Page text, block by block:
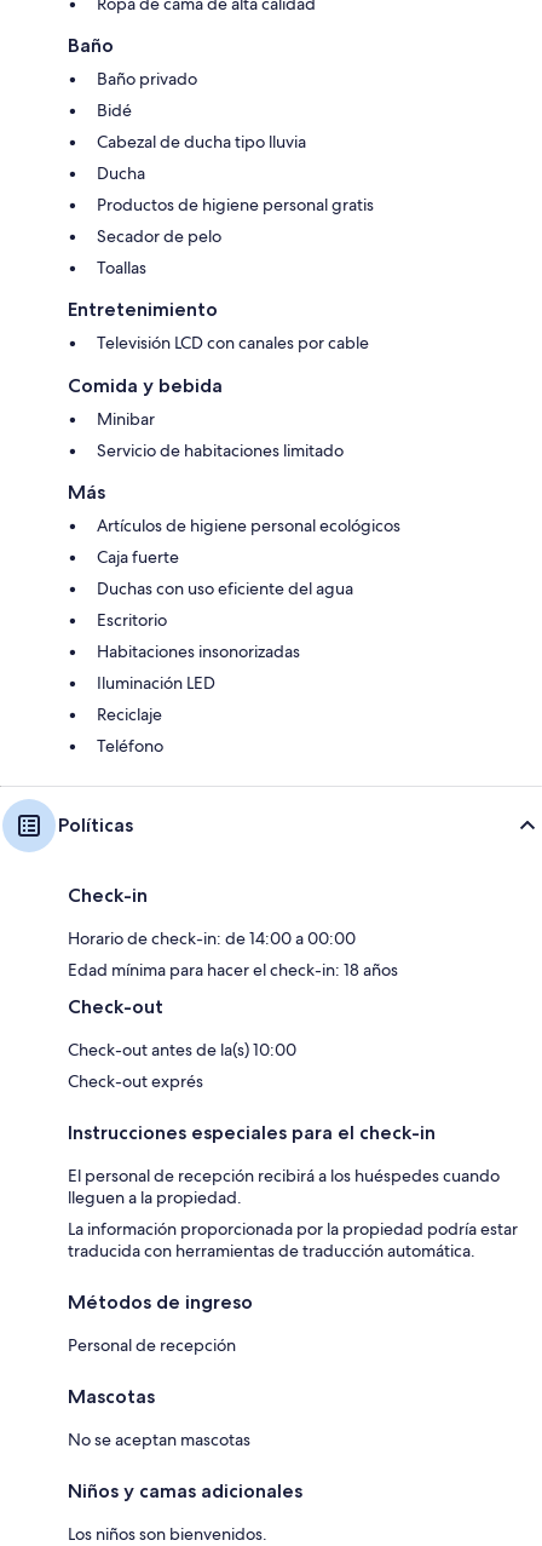
Baño
Baño privado
Bidé
Cabezal de ducha tipo lluvia
Ducha
Productos de higiene personal gratis
Secador de pelo
Toallas
Entretenimiento
Televisión LCD con canales por cable
Comida y bebida
Minibar
Servicio de habitaciones limitado
Más
Artículos de higiene personal ecológicos
Caja fuerte
Duchas con uso eficiente del agua
Escritorio
Habitaciones insonorizadas
Iluminación LED
Reciclaje
Teléfono
Políticas
Check-in
Horario de check-in: de 14:00 a 00:00
Edad mínima para hacer el check-in: 18 años
Check-out
Check-out antes de la(s) 10:00
Check-out exprés
Instrucciones especiales para el check-in
El personal de recepción recibirá a los huéspedes cuando
lleguen a la propiedad.
La información proporcionada por la propiedad podría estar
traducida con herramientas de traducción automática.
Métodos de ingreso
Personal de recepción
Mascotas
No se aceptan mascotas
Niños y camas adicionales
Los niños son bienvenidos.